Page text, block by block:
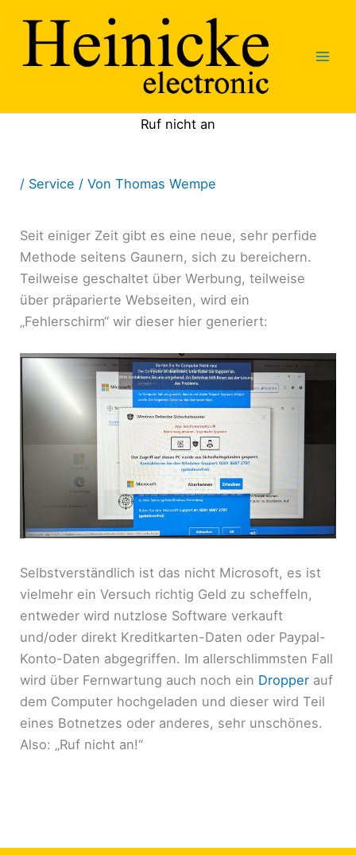
Inhalt
Ruf nicht an
/ Service / VonThomas Wempe
Seit einiger Zeit gibt es eine neue, sehr perfide
Methode seitens Gaunern, sich zu bereichern.
Teilweise geschaltet über Werbung, teilweise
über präparierte Webseiten, wird ein
„Fehlerschirm“ wir dieser hier generiert:
Selbstverständlich ist das nicht Microsoft, es ist
vielmehr ein Versuch richtig Geld zu scheffeln,
entweder wird nutzlose Software verkauft
und/oder direkt Kreditkarten-Daten oder Paypal-
Konto-Daten abgegriffen. Im allerschlimmsten Fall
wird über Fernwartung auch noch ein Dropper auf
dem Computer hochgeladen und dieser wird Teil
eines Botnetzes oder anderes, sehr unschönes.
Also: „Ruf nicht an!“